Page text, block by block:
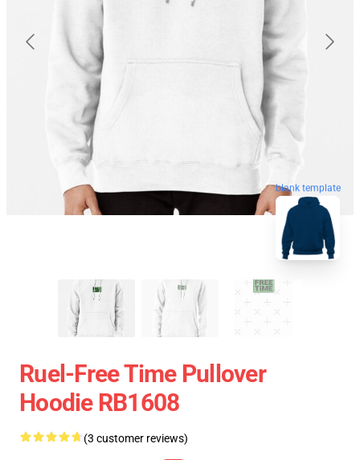
blank template
Ruel-Free Time Pullover
Hoodie RB1608
(3 customer reviews)